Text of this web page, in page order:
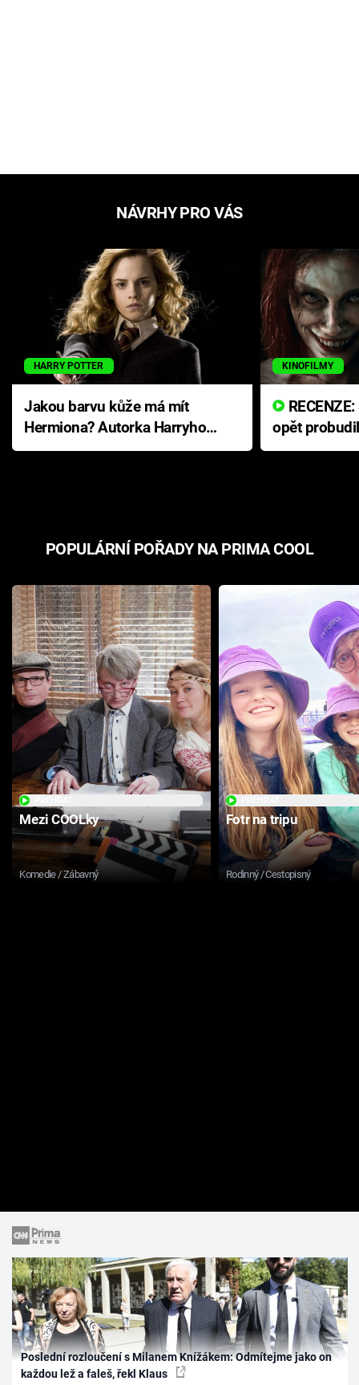
NÁVRHY PRO VÁS
HARRY POTTER
Jakou barvu kůže má mít
Hermiona? Autorka Harryho
Pottera přišla s ráznou
KINOFILMY
opět
přichází s
POPULÁRNÍ POŘADY NA PRIMA COOL
Mezi COOLky
Komedie / Zábavný
Fotr na tripu
Rodinný / Cestopisný
Poslední rozloučení s Milanem Knížákem: Odmítejme jako on
každou lež a faleš, řekl Klaus